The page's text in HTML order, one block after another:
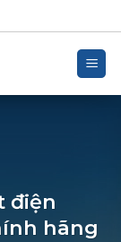
điện
hãng